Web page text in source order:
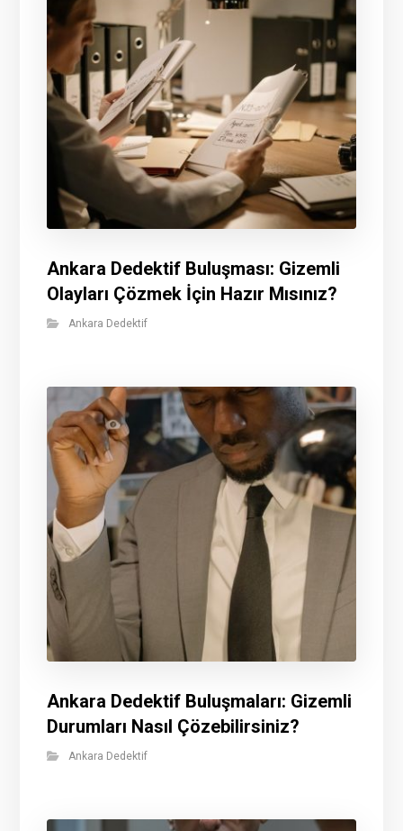
Ankara Dedektif Buluşması: Gizemli
Olayları Çözmek İçin Hazır Mısınız?
Ankara Dedektif
Ankara Dedektif Buluşmaları: Gizemli
Durumları Nasıl Çözebilirsiniz?
Ankara Dedektif